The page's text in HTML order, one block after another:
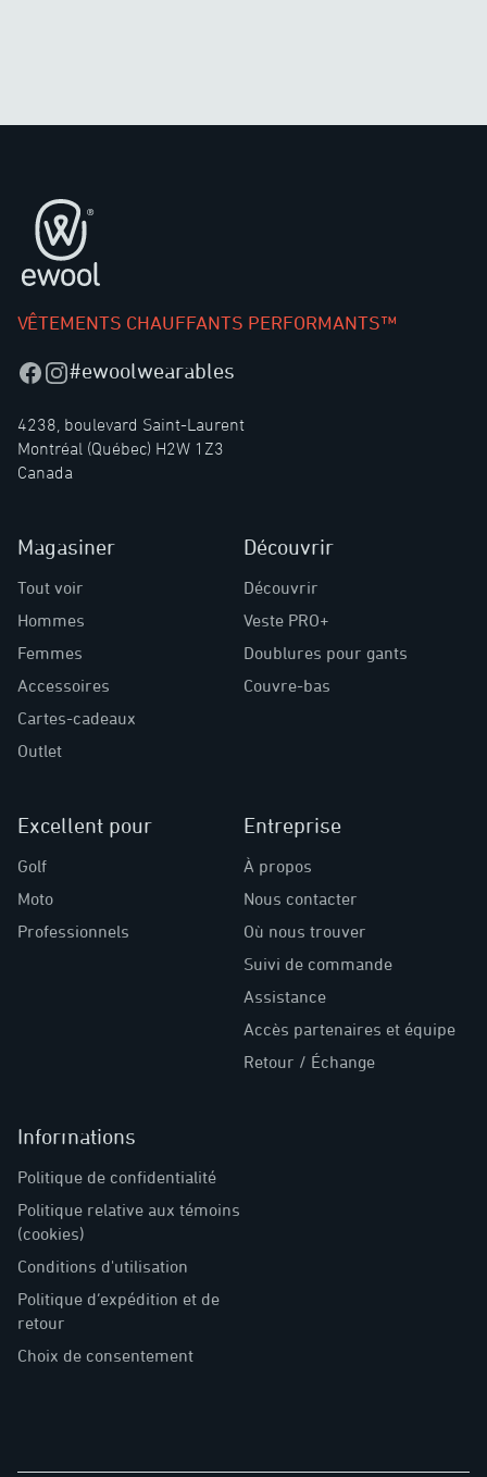
Pied de page
VÊTEMENTS CHAUFFANTS PERFORMANTS™
Facebook
Instagram
#ewoolwearables
4238, boulevard Saint-Laurent
Montréal (Québec) H2W 1Z3
Canada
Magasiner
Tout voir
Hommes
Femmes
Accessoires
Cartes-cadeaux
Outlet
Découvrir
Découvrir
Veste PRO+
Doublures pour gants
Couvre-bas
Excellent pour
Golf
Moto
Professionnels
Entreprise
À propos
Nous contacter
Où nous trouver
Suivi de commande
Assistance
Accès partenaires et équipe
Retour / Échange
Informations
Politique de confidentialité
Politique relative aux témoins
(cookies)
Conditions d'utilisation
Politique d’expédition et de
retour
Choix de consentement